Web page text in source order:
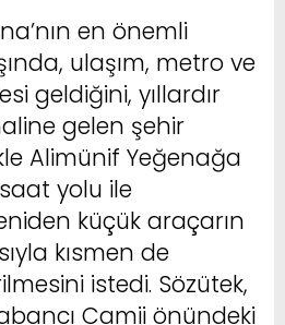
en önemli
ulaşım, metro ve
geldiğini, yıllardır
gelen şehir
Alimünif Yeğenağa
yolu ile
küçük araçarın
kısmen de
istedi. Sözütek,
Camii önündeki